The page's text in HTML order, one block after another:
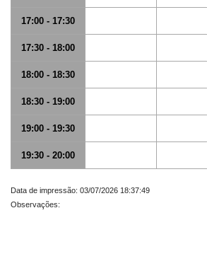
17:00 - 17:30
17:30 - 18:00
18:00 - 18:30
18:30 - 19:00
19:00 - 19:30
19:30 - 20:00
Data de impressão: 03/07/2026 18:37:49
Observações: